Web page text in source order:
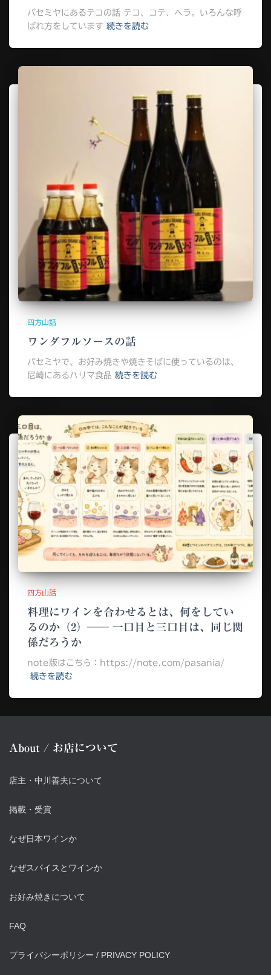
パセミヤにあるテコの話 テコ、コテ、ヘラ。いろんな呼
ばれ方をしています 続きを読む
四方山話
ワンダフルソースの話
パセミヤで、お好み焼きや焼きそばに使っているのは、
尼崎にあるハリマ食品 続きを読む
四方山話
料理にワインを合わせるとは、何をしてい
るのか（2）── 一口目と三口目は、同じ関
係だろうか
note版はこちら：https://note.com/pasania/
続きを読む
About / お店について
店主・中川善夫について
掲載・受賞
なぜ日本ワインか
なぜスパイスとワインか
お好み焼きについて
FAQ
プライバシーポリシー / PRIVACY POLICY